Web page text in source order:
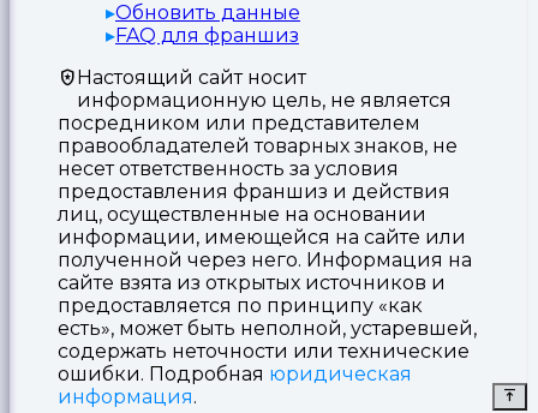
Обновить данные
FAQ для франшиз
Настоящий сайт носит
информационную цель, не является
посредником или представителем
правообладателей товарных знаков, не
несет ответственность за условия
предоставления франшиз и действия
лиц, осуществленные на основании
информации, имеющейся на сайте или
полученной через него. Информация на
сайте взята из открытых источников и
предоставляется по принципу «как
есть», может быть неполной, устаревшей,
содержать неточности или технические
ошибки. Подробная юридическая
информация.